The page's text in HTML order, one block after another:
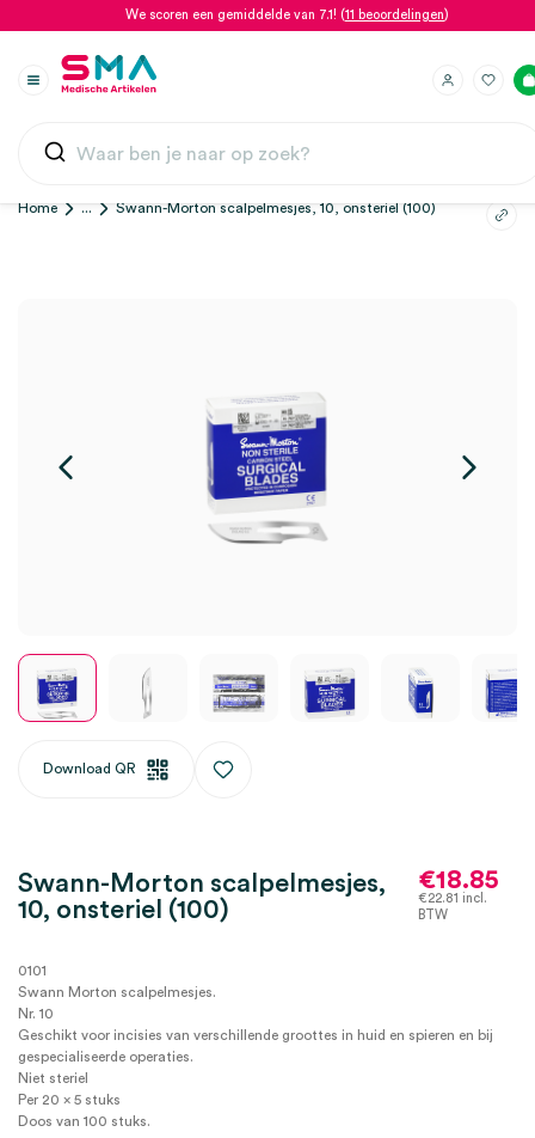
We scoren een gemiddelde van 7.1! (11 beoordelingen)
Home ... Swann-Morton scalpelmesjes, 10, onsteriel (100)
Download QR
Swann-Morton scalpelmesjes,
10, onsteriel (100)
€18.85
€22.81 incl.
BTW
0101
Swann Morton scalpelmesjes.
Nr. 10
Geschikt voor incisies van verschillende groottes in huid en spieren en bij
gespecialiseerde operaties.
Niet steriel
Per 20 x 5 stuks
Doos van 100 stuks.